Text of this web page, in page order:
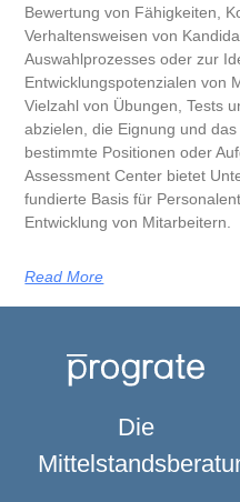
Bewertung von Fähigkeiten,
Verhaltensweisen von
Auswahlprozesses oder zur
Entwicklungspotenzialen von
Vielzahl von Übungen, Tests
abzielen, die Eignung und
bestimmte Positionen oder
Assessment Center bietet
fundierte Basis für
Entwicklung von Mitarbeitern.
Read More
Die